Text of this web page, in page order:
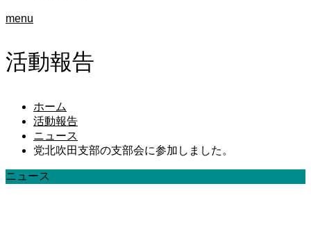
menu
活動報告
ホーム
活動報告
ニュース
党北吹田支部の支部会に参加しました。
ニュース